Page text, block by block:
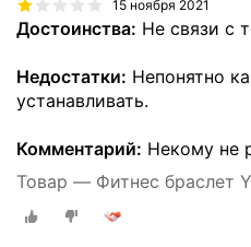
15 ноября 2021
Достоинства: Не связи с
Недостатки: Непонятно
устанавливать.
Комментарий: Некому не
Товар — Фитнес браслет